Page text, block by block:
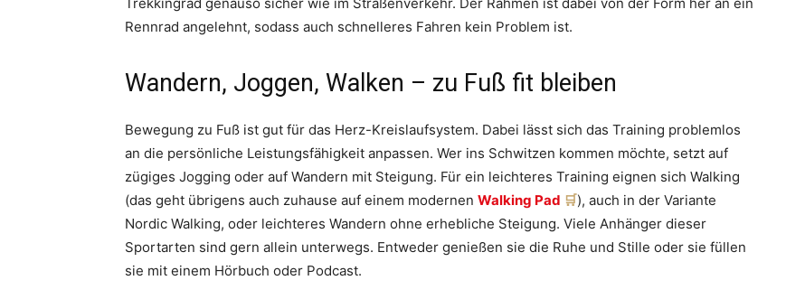
Rennrad angelehnt, sodass auch schnelleres Fahren kein Problem ist.
Wandern, Joggen, Walken – zu Fuß fit bleiben
Bewegung zu Fuß ist gut für das Herz-Kreislaufsystem. Dabei lässt sich das Training problemlos
an die persönliche Leistungsfähigkeit anpassen. Wer ins Schwitzen kommen möchte, setzt auf
zügiges Jogging oder auf Wandern mit Steigung. Für ein leichteres Training eignen sich Walking
(das geht übrigens auch zuhause auf einem modernen Walking Pad
), auch in der Variante
Nordic Walking, oder leichteres Wandern ohne erhebliche Steigung. Viele Anhänger dieser
Sportarten sind gern allein unterwegs. Entweder genießen sie die Ruhe und Stille oder sie füllen
sie mit einem Hörbuch oder Podcast.